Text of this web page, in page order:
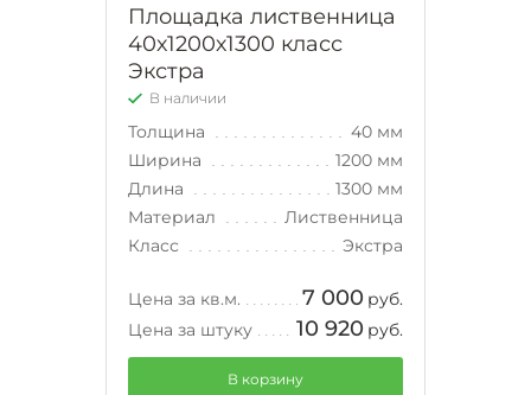
Площадка лиственница
40х1200х1300 класс
Экстра
В наличии
Толщина
40 мм
Ширина
1200 мм
Длина
1300 мм
Материал
Лиственница
Класс
Экстра
Цена за кв.м. 7 000 руб.
Цена за штуку
10 920 руб.
В корзину